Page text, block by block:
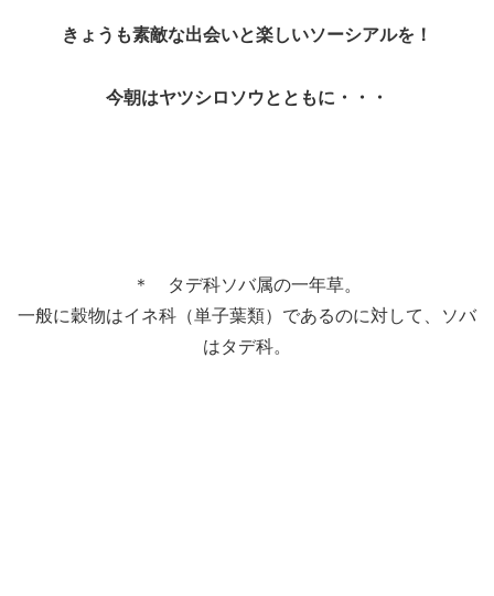
きょうも素敵な出会いと楽しいソーシアルを！
今朝はヤツシロソウとともに・・・
＊ タデ科ソバ属の一年草。
一般に穀物はイネ科（単子葉類）であるのに対して、ソバ
はタデ科。